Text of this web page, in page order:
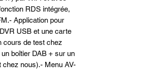
RDS intégrée,
Application pour
USB et une carte
cours de test chez
boîtier DAB + sur un
chez nous).- Menu AV-